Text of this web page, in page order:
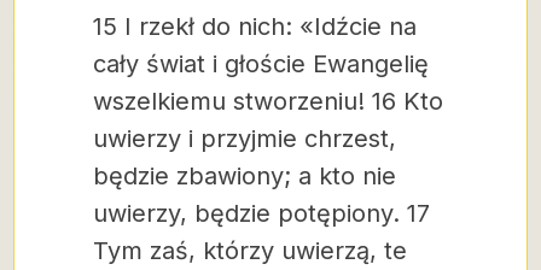
15 I rzekł do nich: «Idźcie na
cały świat i głoście Ewangelię
wszelkiemu stworzeniu! 16 Kto
uwierzy i przyjmie chrzest,
będzie zbawiony; a kto nie
uwierzy, będzie potępiony. 17
Tym zaś, którzy uwierzą, te